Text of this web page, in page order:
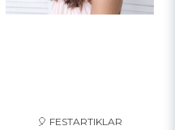
🎈 FESTARTIKLAR